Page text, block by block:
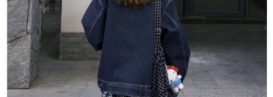
２．訂單成立數日內，您將收到繳費通知簡訊。
３．收到繳費通知簡訊後14天內，點擊此簡訊中的連結，可透過四大超商／
ATM／網路銀行／等多元方式進行付款，方視為交易完成。
※ 請注意：結帳手續完成當下不需立刻繳費，但若您需要取消訂單，請聯絡
購買商品的店家。未經商家同意取消之訂單仍視為有效，需透過AFTEE先享
後付繳納相關費用。
※ 交易是否成功請以「AFTEE先享後付 」之結帳頁面顯示為準，若有關於
是否繳費成功／繳費後需取消欲退款等相關疑問，請聯繫「AFTEE先享後付
客戶支援中心」https://netprotections.freshdesk.com/support/home
每筆NT$80，滿NT$1,500(含以上)免運費
萊爾富取貨付款
每筆NT$80，滿NT$1,500(含以上)免運費
付款後萊爾富取貨
每筆NT$80，滿NT$1,500(含以上)免運費